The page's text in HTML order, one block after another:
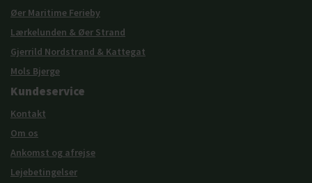
Øer Maritime Ferieby
Lærkelunden & Øer Strand
Gjerrild Nordstrand & Kattegat
Mols Bjerge
Kundeservice
Kontakt
Om os
Ankomst og afrejse
Lejebetingelser